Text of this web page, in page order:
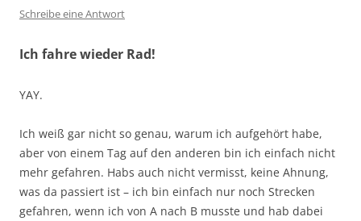
Schreibe eine Antwort
Ich fahre wieder Rad!
YAY.
Ich weiß gar nicht so genau, warum ich aufgehört habe,
aber von einem Tag auf den anderen bin ich einfach nicht
mehr gefahren. Habs auch nicht vermisst, keine Ahnung,
was da passiert ist – ich bin einfach nur noch Strecken
gefahren, wenn ich von A nach B musste und hab dabei